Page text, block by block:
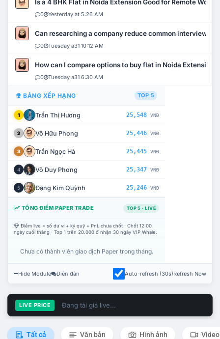
Is a 4 BHK Flat in Noida Extension Good for Remote Work?
0 Yesterday at 5:26 AM
Can researching a company reduce common interview
0 Tuesday a31 10:12 AM
How can I compare options to buy flat in Noida Extension?
0 Tuesday a31 6:30 AM
BẢNG XẾP HẠNG TOP 5
1 Trần Thị Hương 25,548 VNĐ
2 Võ Hữu Phong 25,446 VNĐ
3 Trần Ngọc Hà 25,445 VNĐ
4 Võ Duy Phong 25,347 VNĐ
5 Đặng Kim Quỳnh 25,246 VNĐ
TỔNG ĐIỂM PAPER TRADE TOP 5 · LIVE
Điểm live = số dư ví + ký quỹ + PnL chưa chốt · Chốt 12:00
ngày cuối tháng · Top 1 trên 20.000 đ nhận 30 ngày VIP Whale.
Chưa có thành viên giao dịch Paper trong tháng.
Hide Module Diễn đàn Auto-refresh (30s)Refresh Now
LIVE PRICE Đang tải giá live...
Tất cả Văn bản Hình ảnh Video